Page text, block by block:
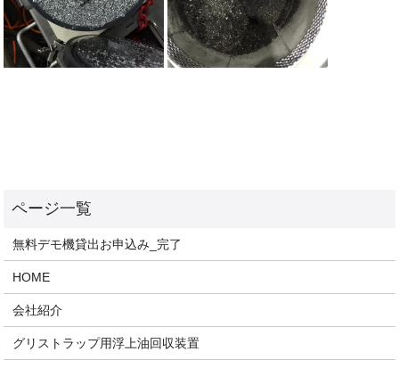
無料デモ機貸出お申込み_完了
HOME
会社紹介
グリストラップ用浮上油回収装置